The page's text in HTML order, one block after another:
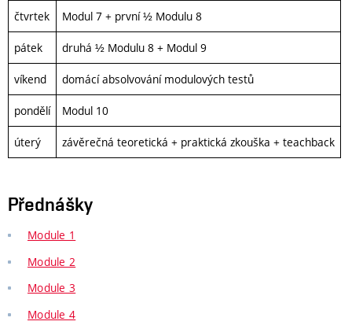
čtvrtek Modul 7 + první ½ Modulu 8
pátek druhá ½ Modulu 8 + Modul 9
víkend domácí absolvování modulových testů
pondělí Modul 10
úterý závěrečná teoretická + praktická zkouška + teachback
Přednášky
Module 1
Module 2
Module 3
Module 4